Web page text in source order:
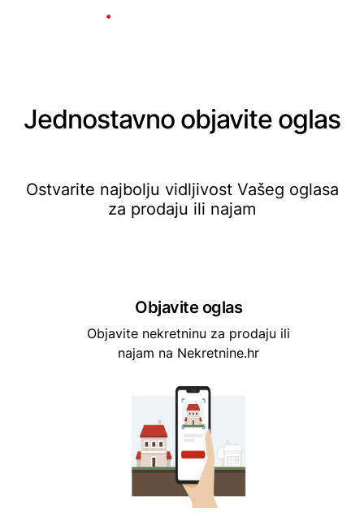
Jednostavno objavite oglas
Ostvarite najbolju vidljivost Vašeg oglasa
za prodaju ili najam
Objavite oglas
Objavite nekretninu za prodaju ili
najam na Nekretnine.hr